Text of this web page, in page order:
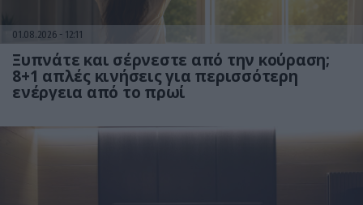
01.08.2026 12:11
Ξυπνάτε και σέρνεστε από την κούραση;
8+1 απλές κινήσεις για περισσότερη
ενέργεια από το πρωί